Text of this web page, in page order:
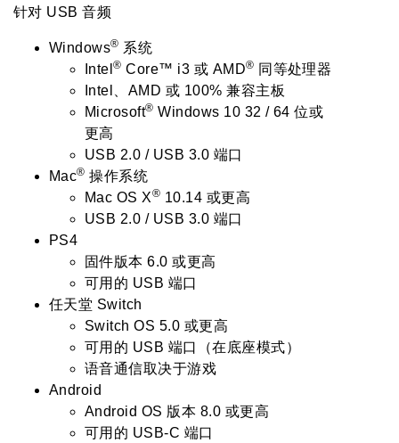
针对 USB 音频
Windows® 系统
Intel® Core™ i3 或 AMD® 同等处理器
Intel、AMD 或 100% 兼容主板
Microsoft® Windows 10 32 / 64 位或
更高
USB 2.0 / USB 3.0 端口
Mac® 操作系统
Mac OS X® 10.14 或更高
USB 2.0 / USB 3.0 端口
PS4
固件版本 6.0 或更高
可用的 USB 端口
任天堂 Switch
Switch OS 5.0 或更高
可用的 USB 端口（在底座模式）
语音通信取决于游戏
Android
Android OS 版本 8.0 或更高
可用的 USB-C 端口